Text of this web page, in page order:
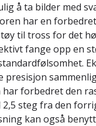
å ta bilder med
har en
til tross for det
fange opp en
forbedret den
steg fra den
kan også